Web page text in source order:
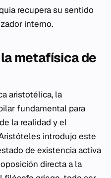
recupera su sentido
interno.
metafísica de
aristotélica, la
fundamental para
la realidad y el
introdujo este
de existencia activa
directa a la